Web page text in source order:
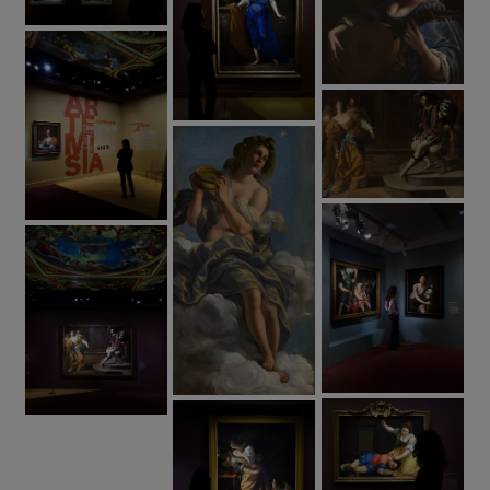
l'art du XVIIe
siècle
Louée par ses contemporains pour sa maîtrise
technique, Artemisia apporte une puissance
nouvelle au nu féminindans la peinture
baroque. Éros et Thanatos s’entremêlent dans un
héroïsme sensuel et parfois morbide, comme avec
sa représentation de
Cléopâtre (1630-1635).
Puisant son inspiration dans des
thèmes bibliques
et mythologiques
, Artemisia met en avant des
héroïnes capables de triompher de la domination
masculine par l’intelligence ou la ruse (Yaël et